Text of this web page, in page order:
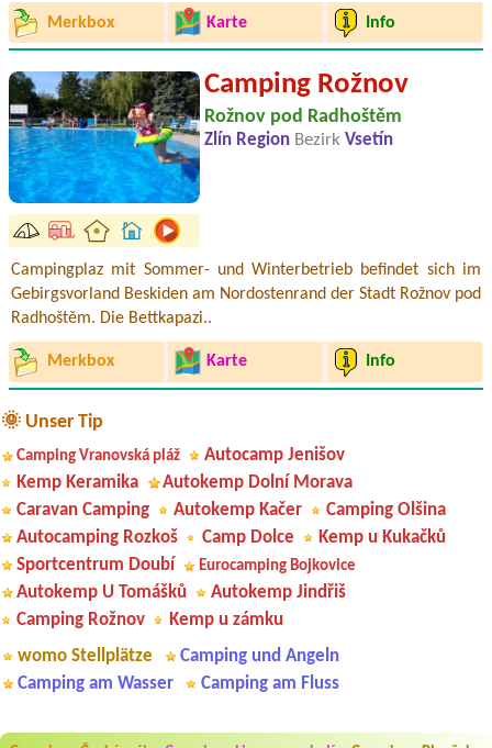
Merkbox Karte Info
Camping Rožnov
Rožnov pod Radhoštěm
Zlín Region Bezirk Vsetín
Campingplaz mit Sommer- und Winterbetrieb befindet sich im
Gebirgsvorland Beskiden am Nordostenrand der Stadt Rožnov pod
Radhoštěm. Die Bettkapazi..
Merkbox Karte Info
🌞 Unser Tip
Camping Vranovská pláž
Autocamp Jenišov
Kemp Keramika
Autokemp Dolní Morava
Caravan Camping
Autokemp Kačer
Camping Olšina
Autocamping Rozkoš
Camp Dolce
Kemp u Kukačků
Sportcentrum Doubí
Eurocamping Bojkovice
Autokemp U Tomášků
Autokemp Jindřiš
Camping Rožnov
Kemp u zámku
womo Stellplätze
Camping und Angeln
Camping am Wasser
Camping am Fluss